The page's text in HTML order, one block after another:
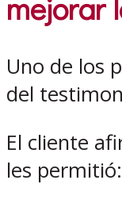
Uno de los
del
El cliente
les permitió: